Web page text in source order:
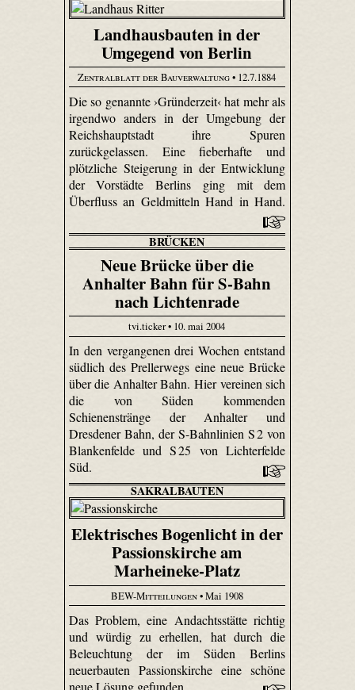
Landhausbauten in der
Umgegend von Berlin
Zentralblatt der Bauverwaltung• 12.7.1884
Die so genannte ›Gründerzeit‹ hat mehr als
irgendwo anders in der Umgebung der
Reichshauptstadt ihre Spuren
zurückgelassen. Eine fieberhafte und
plötzliche Steigerung in der Entwicklung
der Vorstädte Berlins ging mit dem
Überfluss an Geldmitteln Hand in Hand.
BRÜCKEN
Neue Brücke über die
Anhalter Bahn für S-Bahn
nach Lichtenrade
tvi.ticker • 10. mai 2004
In den vergangenen drei Wochen entstand
südlich des Prellerwegs eine neue Brücke
über die Anhalter Bahn. Hier vereinen sich
die von Süden kommenden
Schienenstränge der Anhalter und
Dresdener Bahn, der S-Bahnlinien S 2 von
Blankenfelde und S 25 von Lichterfelde
Süd.
SAKRALBAUTEN
Elektrisches Bogenlicht in der
Passionskirche am
Marheineke-Platz
BEW-Mitteilungen• Mai 1908
Das Problem, eine Andachtsstätte richtig
und würdig zu erhellen, hat durch die
Beleuchtung der im Süden Berlins
neuerbauten Passionskirche eine schöne
neue Lösung gefunden.